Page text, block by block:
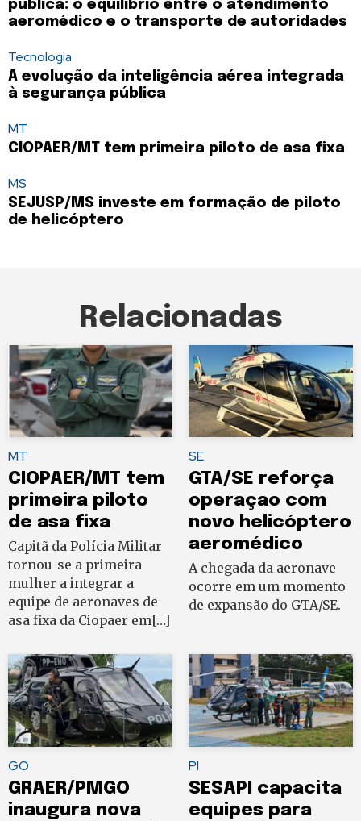
pública: o equilíbrio entre o atendimento
aeromédico e o transporte de autoridades
Tecnologia
A evolução da inteligência aérea integrada
à segurança pública
MT
CIOPAER/MT tem primeira piloto de asa fixa
MS
SEJUSP/MS investe em formação de piloto
de helicóptero
Relacionadas
MT
CIOPAER/MT tem
primeira piloto
de asa fixa
Capitã da Polícia Militar
tornou-se a primeira
mulher a integrar a
equipe de aeronaves de
asa fixa da Ciopaer em[…]
SE
GTA/SE reforça
operaçao com
novo helicóptero
aeromédico
A chegada da aeronave
ocorre em um momento
de expansão do GTA/SE.
GO
GRAER/PMGO
inaugura nova
PI
SESAPI capacita
equipes para